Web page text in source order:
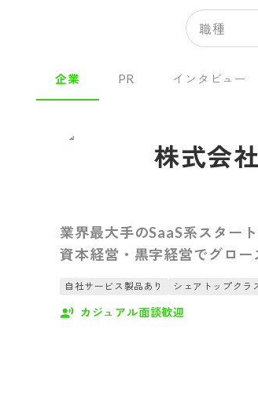
職種
企業 PR インタビュー
株式会
業界最大手のSaaS系スター
資本経営・黒字経営でグロー
自社サービス製品あり シェアトップクラ
カジュアル面談歓迎